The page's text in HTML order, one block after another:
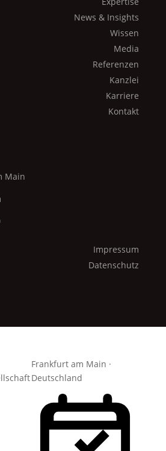
News & Insights
Wissen
Media
Referenzen
Kanzlei
Karriere
Kontakt
Main
Impressum
Datenschutz
Frankfurt am Main ·
Deutschland